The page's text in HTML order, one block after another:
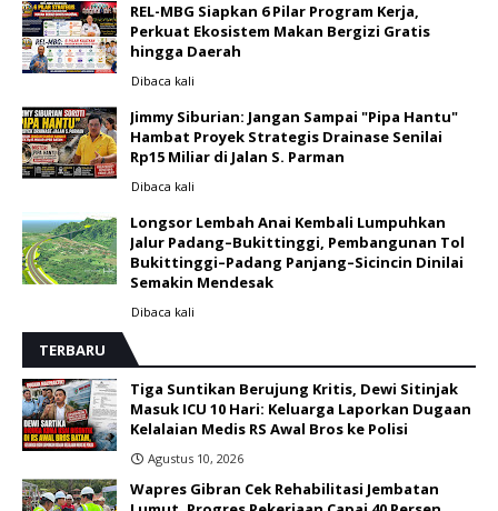
REL-MBG Siapkan 6 Pilar Program Kerja,
Perkuat Ekosistem Makan Bergizi Gratis
hingga Daerah
Dibaca kali
Jimmy Siburian: Jangan Sampai "Pipa Hantu"
Hambat Proyek Strategis Drainase Senilai
Rp15 Miliar di Jalan S. Parman
Dibaca kali
Longsor Lembah Anai Kembali Lumpuhkan
Jalur Padang–Bukittinggi, Pembangunan Tol
Bukittinggi–Padang Panjang–Sicincin Dinilai
Semakin Mendesak
Dibaca kali
TERBARU
Tiga Suntikan Berujung Kritis, Dewi Sitinjak
Masuk ICU 10 Hari: Keluarga Laporkan Dugaan
Kelalaian Medis RS Awal Bros ke Polisi ‎
Agustus 10, 2026
Wapres Gibran Cek Rehabilitasi Jembatan